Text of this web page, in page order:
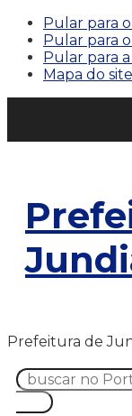
Pular para
Pular para
Pular para
Mapa do site
Prefeitura de